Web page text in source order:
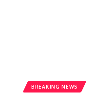
BREAKING NEWS